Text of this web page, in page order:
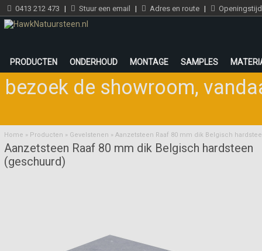
0413 212 473 | Stuur een email | Adres en route |
PRODUCTEN ONDERHOUD MONTAGE SAMPLES
bezoek de showroom,
Home » Producten » Gevelstenen » Aanzetsteen Raaf 80 mm dik Belgisch
Aanzetsteen Raaf 80 mm dik Belgisch hardsteen
(geschuurd)